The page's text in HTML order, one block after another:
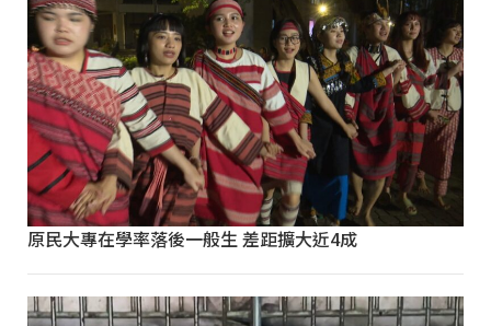
原民大專在學率落後一般生 差距擴大近4成